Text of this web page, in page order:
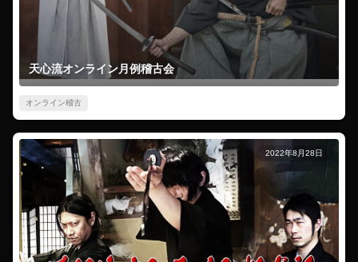
オンライン稽古
天心流オンライン月例稽古会
2022年8月28日